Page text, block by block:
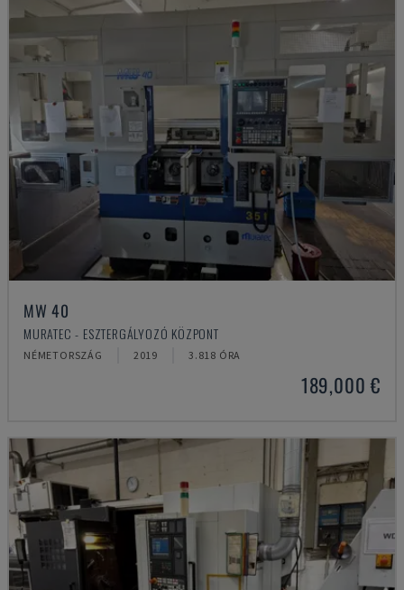
MW 40
MURATEC - ESZTERGÁLYOZÓ KÖZPONT
NÉMETORSZÁG 2019 3.818 ÓRA
189,000 €